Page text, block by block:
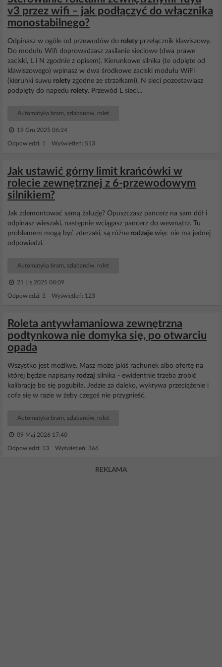
v3 przez wifi – jak podłączyć do włącznika
monostabilnego?
Odpinasz w ogóle od przewodów do rolety przełącznik klawiszowy.
Do modułu Wifi doprowadzasz zasilanie sieciowe (dwa prawe
zaciski, L i N zgodnie z opisem). Kierunkowe silnika (te odpięte od
klawiszowego) wpinasz w dwa środkowe zaciski modułu WiFi
(kierunki suwu rolety zgodne ze strzałkami), N sieci pozostawiasz
podpięty do napedu rolety. Przewód L sieci...
Automatyka bram, szlabanów, rolet
19 Gru 2025 06:24
Odpowiedzi: 1 Wyświetleń: 513
Jak ustawić górny limit krańcówki w
rolecie zewnętrznej z 6-przewodowym
silnikiem?
Jak zdemontować samą żaluzję? Opuszczasz pancerz na sam dół i
odpinasz wieszaki, następnie wciągasz pancerz do wewnątrz. Tu
problemem mogą być zderzaki, są różne rodzaje więc nie ma jednej
odpowiedzi.
Automatyka bram, szlabanów, rolet
21 Lis 2025 08:09
Odpowiedzi: 3 Wyświetleń: 123
Roleta antywłamaniowa zewnętrzna
podtynkowa nie domyka się, po otwarciu
opada
Wszystko jest możliwe. Masz może jakiś rachunek albo ofertę na
której będzie napisany rodzaj silnika - ewidentnie trzeba zrobić
kalibrację bo się pogubiła. Jedzie za daleko, wykrywa przeciążenie i
cofa się w razie w żeby czegoś nie przygnieść.
Automatyka bram, szlabanów, rolet
09 Maj 2026 17:40
Odpowiedzi: 13 Wyświetleń: 366
REKLAMA